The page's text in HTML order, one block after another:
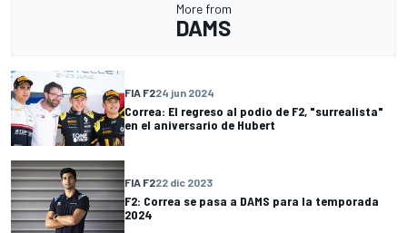
More from
DAMS
FIA F224 jun 2024
Correa: El regreso al podio de F2, "surrealista"
en el aniversario de Hubert
FIA F222 dic 2023
F2: Correa se pasa a DAMS para la temporada
2024